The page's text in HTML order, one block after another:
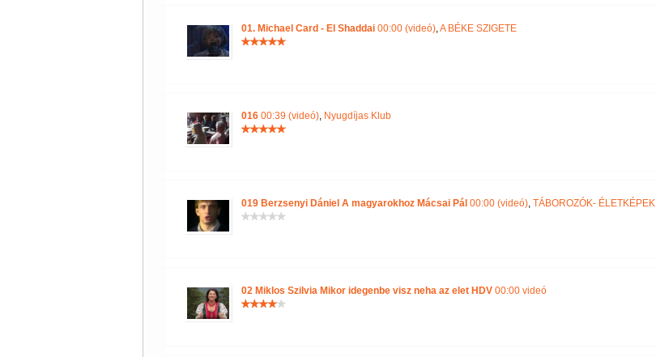
01. Michael Card - El Shaddai00:00 (videó),A BÉKE SZIGETE
01600:39 (videó), Nyugdíjas Klub
019 Berzsenyi Dániel A magyarokhoz Mácsai Pál 00:00 (videó), TÁBOROZÓK- ÉLETKÉPEK
02 Miklos Szilvia Mikor idegenbe visz neha az elet HDV00:00 videó